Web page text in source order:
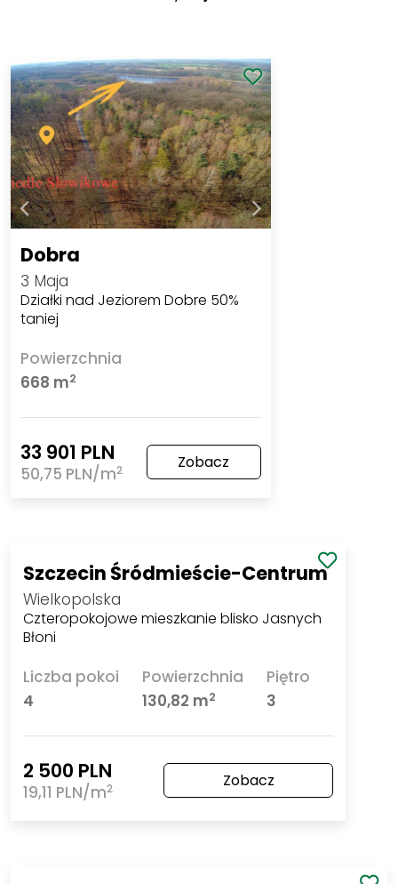
Dobra
3 Maja
Działki nad Jeziorem Dobre 50%
taniej
Powierzchnia
668 m2
33 901 PLN
50,75 PLN/m2 Zobacz
Szczecin Śródmieście-Centrum
Wielkopolska
Czteropokojowe mieszkanie blisko Jasnych
Błoni
Liczba pokoi
4
Powierzchnia
130,82 m2
Piętro
3
2 500 PLN
19,11 PLN/m2 Zobacz